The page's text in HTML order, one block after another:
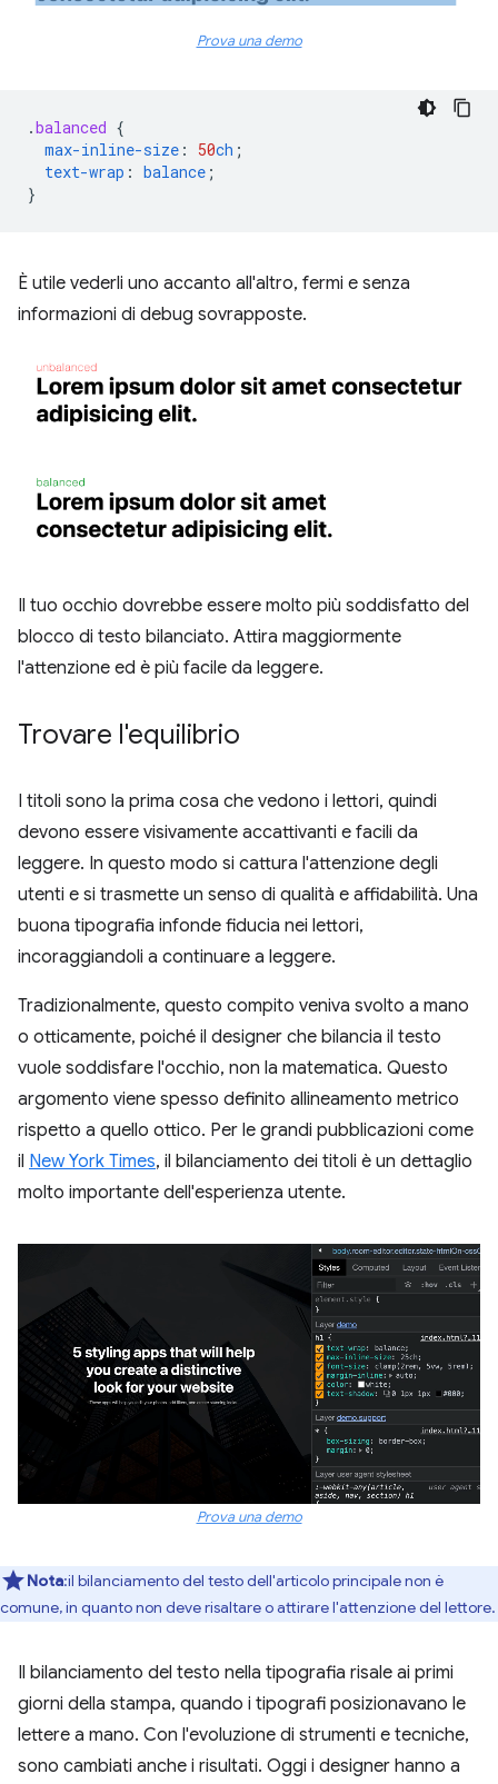
Prova una demo
.balanced {
max-inline-size : 50ch ;
text-wrap : balance ;
}
È utile vederli uno accanto all'altro, fermi e senza
informazioni di debug sovrapposte.
Il tuo occhio dovrebbe essere molto più soddisfatto del
blocco di testo bilanciato. Attira maggiormente
l'attenzione ed è più facile da leggere.
Trovare l'equilibrio
I titoli sono la prima cosa che vedono i lettori, quindi
devono essere visivamente accattivanti e facili da
leggere. In questo modo si cattura l'attenzione degli
utenti e si trasmette un senso di qualità e affidabilità. Una
buona tipografia infonde fiducia nei lettori,
incoraggiandoli a continuare a leggere.
Tradizionalmente, questo compito veniva svolto a mano
o otticamente, poiché il designer che bilancia il testo
vuole soddisfare l'occhio, non la matematica. Questo
argomento viene spesso definito allineamento metrico
rispetto a quello ottico. Per le grandi pubblicazioni come
il New York Times, il bilanciamento dei titoli è un dettaglio
molto importante dell'esperienza utente.
Prova una demo
Nota:il bilanciamento del testo dell'articolo principale non è
comune, in quanto non deve risaltare o attirare l'attenzione del lettore.
Il bilanciamento del testo nella tipografia risale ai primi
giorni della stampa, quando i tipografi posizionavano le
lettere a mano. Con l'evoluzione di strumenti e tecniche,
sono cambiati anche i risultati. Oggi i designer hanno a